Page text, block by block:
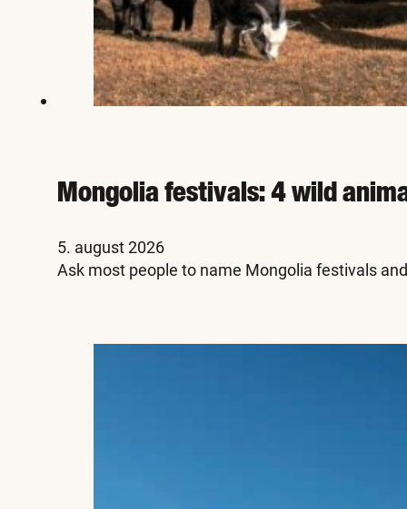
Mongolia festivals: 4 wild
5. august 2026
Ask most people to name Mongolia festivals